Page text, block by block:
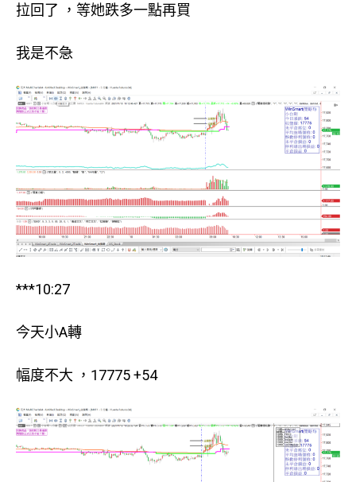
拉回了 ，等她跌多一點再買
我是不急
***10:27
今天小A轉
幅度不大 ，17775 +54